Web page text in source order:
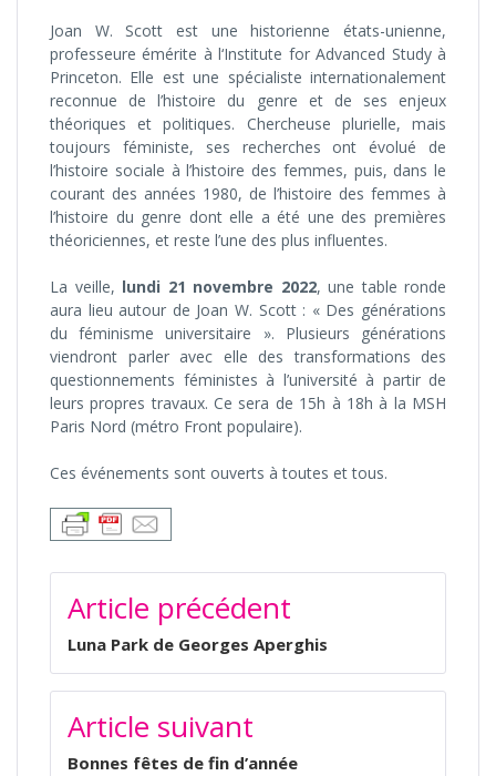
Joan W. Scott est une historienne états-unienne,
professeure émérite à l‘Institute for Advanced Study à
Princeton. Elle est une spécialiste internationalement
reconnue de l’histoire du genre et de ses enjeux
théoriques et politiques. Chercheuse plurielle, mais
toujours féministe, ses recherches ont évolué de
l’histoire sociale à l’histoire des femmes, puis, dans le
courant des années 1980, de l’histoire des femmes à
l’histoire du genre dont elle a été une des premières
théoriciennes, et reste l’une des plus influentes.
La veille, lundi 21 novembre 2022, une table ronde
aura lieu autour de Joan W. Scott : « Des générations
du féminisme universitaire ». Plusieurs générations
viendront parler avec elle des transformations des
questionnements féministes à l’université à partir de
leurs propres travaux. Ce sera de 15h à 18h à la MSH
Paris Nord (métro Front populaire).
Ces événements sont ouverts à toutes et tous.
NAVIGATION
DE
L’ARTICLE
Article précédent
Luna Park de Georges Aperghis
Article suivant
Bonnes fêtes de fin d’année